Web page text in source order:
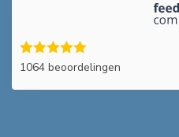
1064 beoordelingen